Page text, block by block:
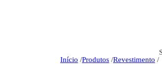
Início /Produtos /Revestimento /